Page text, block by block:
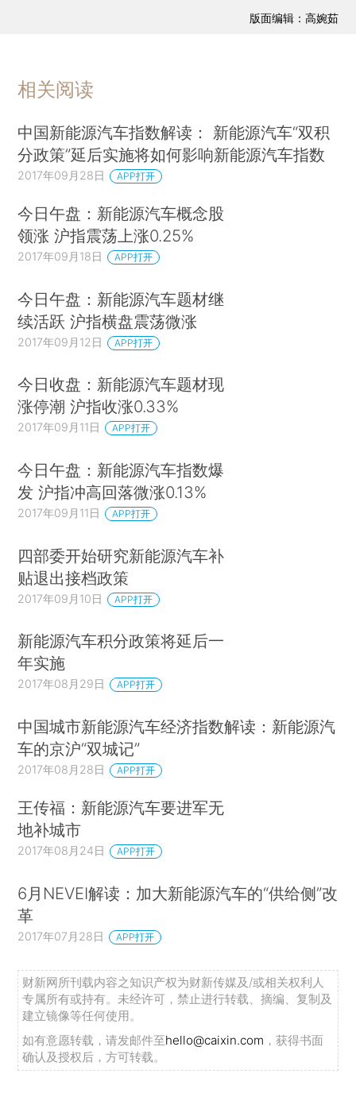
比亚迪美国兰卡斯特纯电动大巴工厂员工合影
困难和挑战。从深圳“比亚迪路”到加州的“比亚迪
路”并不简单。成功不是偶然的，而是艰辛的。
它“请进来”
从1999年在芝加哥注册公司到如今，一路走
首先，电动车产业是一个新兴产业，让市场认
识和接纳需要一个过程。其次，比亚迪的“中国公
公司。最后，电动汽车产业盈利过程非常缓慢，如
何在只有投入、没有产出的情况下保证公司正常运
营也是个巨大的挑战。
翻山越海的比亚迪纯电动大巴
4年前，比亚迪在美国推广电动大巴，但很少
有人相信，甚至差点让人“赶出去”。2013年3月，
比亚迪中标美国长滩运输署的10台电动巴士订单。
当时，洛杉矶劳工局以比亚迪违反美国劳工法
为由，突然查处比亚迪位于加州的工厂和办公大
楼。紧接着，《洛杉矶时报》头版刊登比亚迪欺诈
员工的不实消息。
版面编辑：高婉茹
相关阅读
中国新能源汽车指数解读： 新能源汽车“双积
分政策”延后实施将如何影响新能源汽车指数
2017年09月28日 APP打开
今日午盘：新能源汽车概念股
领涨 沪指震荡上涨0.25%
2017年09月18日 APP打开
今日午盘：新能源汽车题材继
续活跃 沪指横盘震荡微涨
2017年09月12日 APP打开
今日收盘：新能源汽车题材现
涨停潮 沪指收涨0.33%
2017年09月11日 APP打开
今日午盘：新能源汽车指数爆
发 沪指冲高回落微涨0.13%
2017年09月11日 APP打开
四部委开始研究新能源汽车补
贴退出接档政策
2017年09月10日 APP打开
新能源汽车积分政策将延后一
年实施
2017年08月29日 APP打开
中国城市新能源汽车经济指数解读：新能源汽
车的京沪“双城记”
2017年08月28日 APP打开
王传福：新能源汽车要进军无
地补城市
2017年08月24日 APP打开
6月NEVEI解读：加大新能源汽车的“供给侧”改
革
2017年07月28日 APP打开
财新网所刊载内容之知识产权为财新传媒及/或相关权利人
专属所有或持有。未经许可，禁止进行转载、摘编、复制及
建立镜像等任何使用。
如有意愿转载，请发邮件至hello@caixin.com ，获得书面
确认及授权后，方可转载。